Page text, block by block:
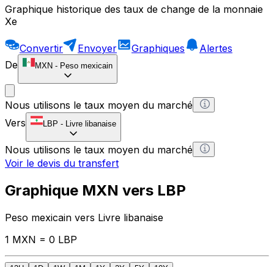
Graphique historique des taux de change de la monnaie
Xe
Convertir Envoyer Graphiques
Alertes
De
MXN - Peso mexicain
Nous utilisons le taux moyen du marché
Vers
LBP - Livre libanaise
Nous utilisons le taux moyen du marché
Voir le devis du transfert
Graphique MXN vers LBP
Peso mexicain vers Livre libanaise
1 MXN = 0 LBP